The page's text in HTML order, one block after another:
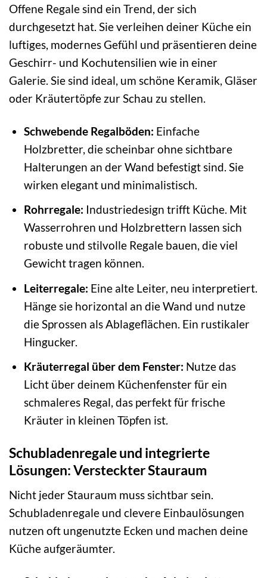
Offene Regale sind ein Trend, der sich
durchgesetzt hat. Sie verleihen deiner Küche ein
luftiges, modernes Gefühl und präsentieren deine
Geschirr- und Kochutensilien wie in einer
Galerie. Sie sind ideal, um schöne Keramik, Gläser
oder Kräutertöpfe zur Schau zu stellen.
Schwebende Regalböden: Einfache
Holzbretter, die scheinbar ohne sichtbare
Halterungen an der Wand befestigt sind. Sie
wirken elegant und minimalistisch.
Rohrregale: Industriedesign trifft Küche. Mit
Wasserrohren und Holzbrettern lassen sich
robuste und stilvolle Regale bauen, die viel
Gewicht tragen können.
Leiterregale: Eine alte Leiter, neu interpretiert.
Hänge sie horizontal an die Wand und nutze
die Sprossen als Ablageflächen. Ein rustikaler
Hingucker.
Kräuterregal über dem Fenster: Nutze das
Licht über deinem Küchenfenster für ein
schmaleres Regal, das perfekt für frische
Kräuter in kleinen Töpfen ist.
Schubladenregale und integrierte
Lösungen: Versteckter Stauraum
Nicht jeder Stauraum muss sichtbar sein.
Schubladenregale und clevere Einbaulösungen
nutzen oft ungenutzte Ecken und machen deine
Küche aufgeräumter.